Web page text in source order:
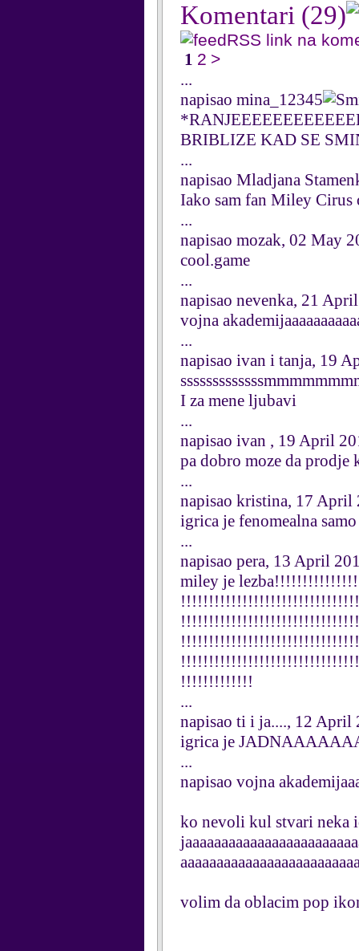
Komentari (29)
RSS link na
1 2 >
...
napisao mina_12345
BRIBLIZE KAD SE
...
napisao Mladjana
Iako sam fan Miley Cirus
...
napisao mozak, 02 May
cool.game
...
napisao nevenka, 21
vojna
...
napisao ivan i tanja, 19
I za mene ljubavi
...
napisao ivan , 19 April
pa dobro moze da prodje
...
napisao kristina, 17 April
igrica je fenomealna
...
napisao pera, 13 April
miley je
!!!!!!!!!!!!!
...
napisao ti i ja...., 12 April
igrica je
...
napisao vojna
ko nevoli kul stvari neka
volim da oblacim pop